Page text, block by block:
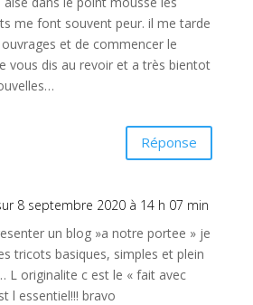
me font souvent peur. il me tarde
et de commencer le
vous dis au revoir et a très bientot
Réponse
8 septembre 2020 à 14 h 07 min
un blog »a notre portee » je
tricots basiques, simples et plein
L originalite c est le « fait avec
l essentiel!!! bravo